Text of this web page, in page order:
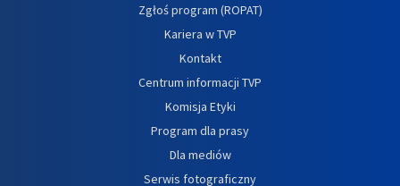
Zgłoś program (ROPAT)
Kariera w TVP
Kontakt
Centrum informacji TVP
Komisja Etyki
Program dla prasy
Dla mediów
Serwis fotograficzny